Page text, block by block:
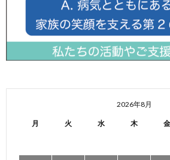
2026年8月
月 火 水 木 金